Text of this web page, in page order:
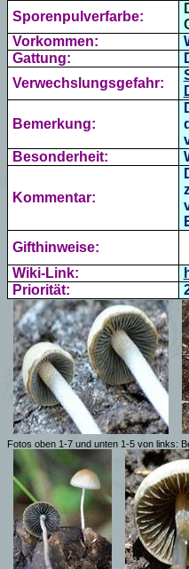
Sporenpulverfarbe:
Vorkommen:
Gattung:
Verwechslungsgefahr:
Bemerkung:
Besonderheit:
Kommentar:
Gifthinweise:
Wiki-Link:
Priorität:
Fotos oben 1-7 und unten 1-5 von links: